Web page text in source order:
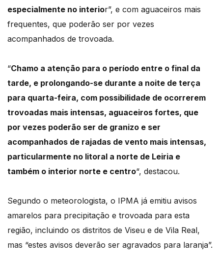
especialmente no interior”, e com aguaceiros mais
frequentes, que poderão ser por vezes
acompanhados de trovoada.
“Chamo a atenção para o período entre o final da
tarde, e prolongando-se durante a noite de terça
para quarta-feira, com possibilidade de ocorrerem
trovoadas mais intensas, aguaceiros fortes, que
por vezes poderão ser de granizo e ser
acompanhados de rajadas de vento mais intensas,
particularmente no litoral a norte de Leiria e
também o interior norte e centro“, destacou.
Segundo o meteorologista, o IPMA já emitiu avisos
amarelos para precipitação e trovoada para esta
região, incluindo os distritos de Viseu e de Vila Real,
mas “estes avisos deverão ser agravados para laranja”.